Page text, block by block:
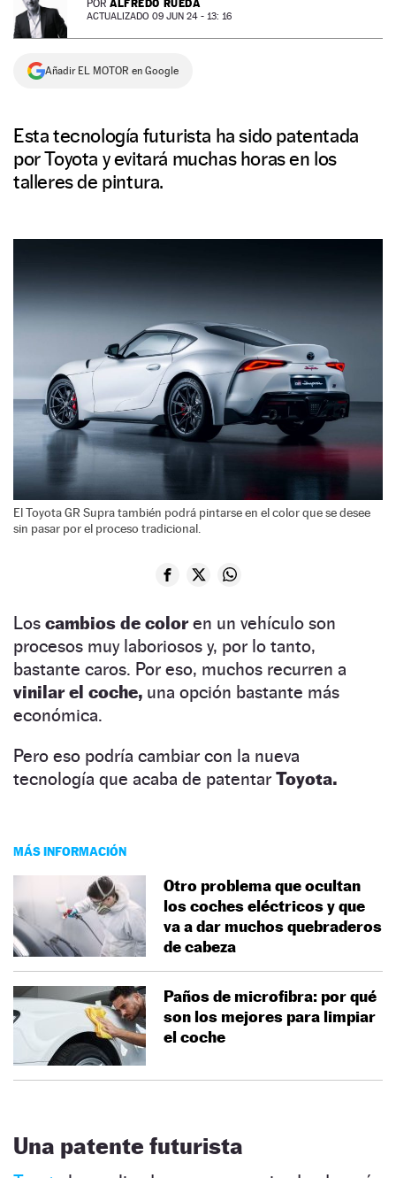
NEWSLETTER
SÍGUENOS
POR ALFREDO RUEDA
ACTUALIZADO 09 JUN 24 - 13: 16
Añadir EL MOTOR en Google
Esta tecnología futurista ha sido patentada
por Toyota y evitará muchas horas en los
talleres de pintura.
El Toyota GR Supra también podrá pintarse en el color que se desee
sin pasar por el proceso tradicional.
Los cambios de coloren un vehículo son
procesos muy laboriosos y, por lo tanto,
bastante caros. Por eso, muchos recurren a
vinilar el coche, una opción bastante más
económica.
Pero eso podría cambiar con la nueva
tecnología que acaba de patentar Toyota.
MÁS INFORMACIÓN
Otro problema que ocultan
los coches eléctricos y que
va a dar muchos quebraderos
de cabeza
Paños de microfibra: por qué
son los mejores para limpiar
el coche
Una patente futurista